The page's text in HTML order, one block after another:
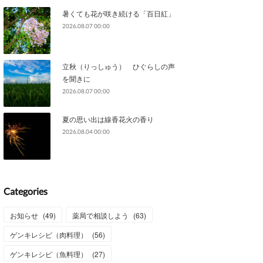
暑くても花が咲き続ける「百日紅」
2026.08.07 00:00
立秋（りっしゅう） ひぐらしの声
を聞きに
2026.08.07 00:00
夏の思い出は線香花火の香り
2026.08.04 00:00
Categories
お知らせ (49) 薬局で相談しよう (63)
ゲンキレシピ（肉料理）
(56)
ゲンキレシピ（魚料理）
(27)